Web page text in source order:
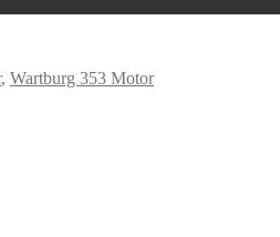
, Wartburg 353 Motor